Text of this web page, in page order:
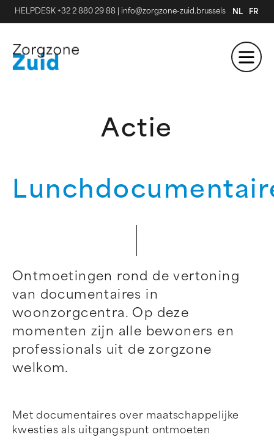
HELPDESK +32 2 880 29 88 info@zorgzone-zuid.brussels NL FR
Actie
Ontmoetingen rond de vertoning
van documentaires in
woonzorgcentra. Op deze
momenten zijn alle bewoners en
professionals uit de zorgzone
welkom.
Met documentaires over maatschappelijke
kwesties als uitgangspunt ontmoeten